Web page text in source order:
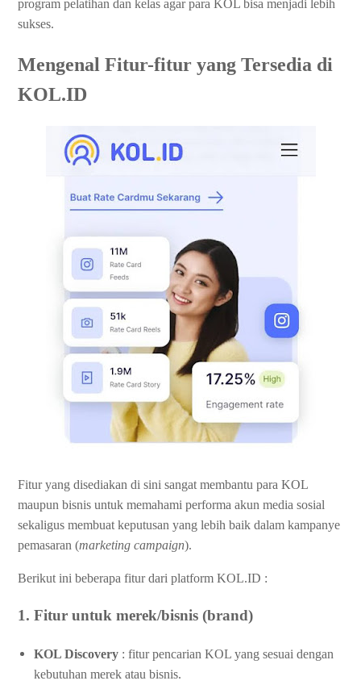
program pelatihan dan kelas agar para KOL bisa menjadi lebih
sukses.
Mengenal Fitur-fitur yang Tersedia di
KOL.ID
Fitur yang disediakan di sini sangat membantu para KOL
maupun bisnis untuk memahami performa akun media sosial
sekaligus membuat keputusan yang lebih baik dalam kampanye
pemasaran (marketing campaign).
Berikut ini beberapa fitur dari platform KOL.ID :
1. Fitur untuk merek/bisnis (brand)
KOL Discovery : fitur pencarian KOL yang sesuai dengan
kebutuhan merek atau bisnis.